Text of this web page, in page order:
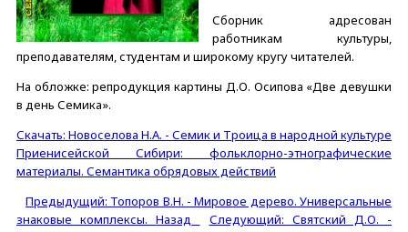
Сборник адресован
работникам культуры,
преподавателям, студентам и широкому кругу читателей.
На обложке: репродукция картины Д.О. Осипова «Две девушки
в день Семика».
Скачать: Новоселова Н.А. - Семик и Троица в народной культуре
Приенисейской Сибири: фольклорно-этнографические
материалы. Семантика обрядовых действий
Предыдущий: Топоров В.Н. - Мировое дерево. Универсальные
знаковые комплексы.Назад
Следующий: Святский Д.О. -